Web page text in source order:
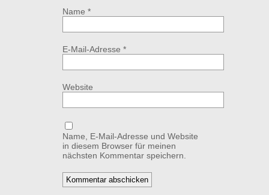
Name *
E-Mail-Adresse *
Website
Name, E-Mail-Adresse und Website
in diesem Browser für meinen
nächsten Kommentar speichern.